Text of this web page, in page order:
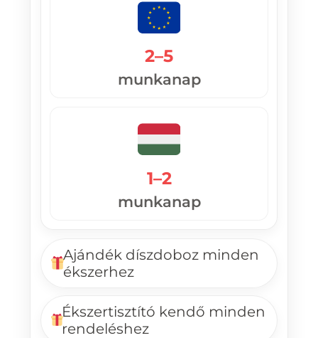
1–2
munkanap
2–5
munkanap
Ajándék díszdoboz minden
ékszerhez
Ékszertisztító kendő minden
rendeléshez